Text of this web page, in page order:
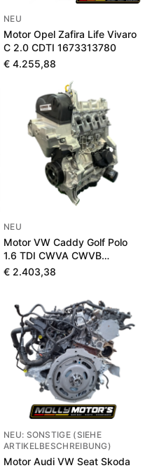
NEU
Motor Opel Zafira Life Vivaro
C 2.0 CDTI 1673313780
€ 4.255,88
NEU
Motor VW Caddy Golf Polo
1.6 TDI CWVA CWVB
04E100033P
€ 2.403,38
NEU: SONSTIGE (SIEHE
ARTIKELBESCHREIBUNG)
Motor Audi VW Seat Skoda